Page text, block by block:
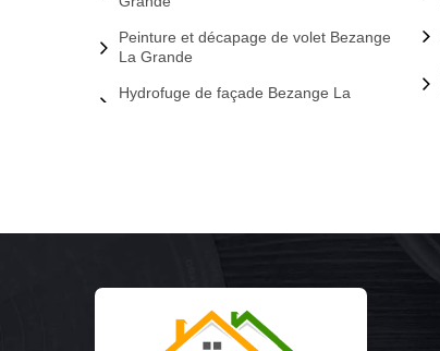
Peinture et décapage de volet Bezange
La Grande
Hydrofuge de façade Bezange La